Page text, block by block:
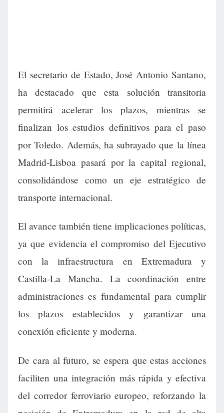
El secretario de Estado, José Antonio Santano,
ha destacado que esta solución transitoria
permitirá acelerar los plazos, mientras se
finalizan los estudios definitivos para el paso
por Toledo. Además, ha subrayado que la línea
Madrid-Lisboa pasará por la capital regional,
consolidándose como un eje estratégico de
transporte internacional.
El avance también tiene implicaciones políticas,
ya que evidencia el compromiso del Ejecutivo
con la infraestructura en Extremadura y
Castilla-La Mancha. La coordinación entre
administraciones es fundamental para cumplir
los plazos establecidos y garantizar una
conexión eficiente y moderna.
De cara al futuro, se espera que estas acciones
faciliten una integración más rápida y efectiva
del corredor ferroviario europeo, reforzando la